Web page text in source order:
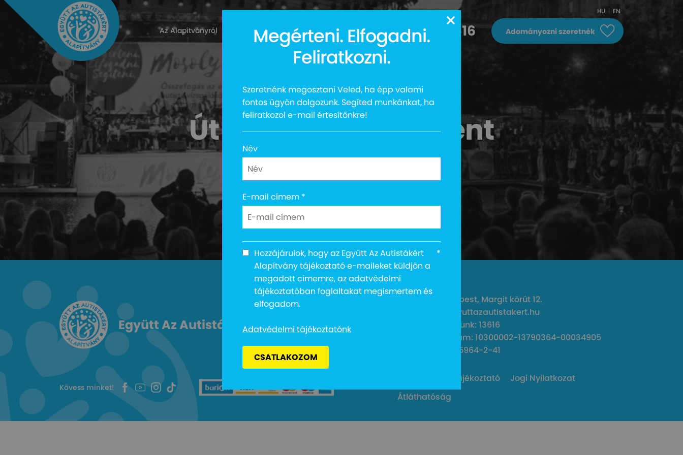
Az Alapítványról Auttalent 2025 Média Social Kapcsolat Shop
HU EN
13616 Adományozni szeretnék
Út a Mosolyért Advent
Együtt Az Autistákért Alapítvány
Cím: 1027 Budapest, Margit körút 12.
Email: info@egyuttazautistakert.hu
Adományvonalunk: 13616
Bankszámlaszám: 10300002-13790364-00034905
Adószám: 18745964-2-41
Kövess minket!
Adatvédelmi Tájékoztató
Jogi Nyilatkozat
Átláthatóság
Megérteni. Elfogadni.
Feliratkozni.
Szeretnénk megosztani Veled, ha épp valami
fontos ügyön dolgozunk. Segíted munkánkat, ha
feliratkozol e-mail értesítőnkre!
Név
E-mail címem *
Hozzájárulok, hogy az Együtt Az Autistákért
Alapítvány tájékoztató e-maileket küldjön a
megadott címemre, az adatvédelmi
tájékoztatóban foglaltakat megismertem és
elfogadom.
*
Adatvédelmi tájékoztatónk
CSATLAKOZOM